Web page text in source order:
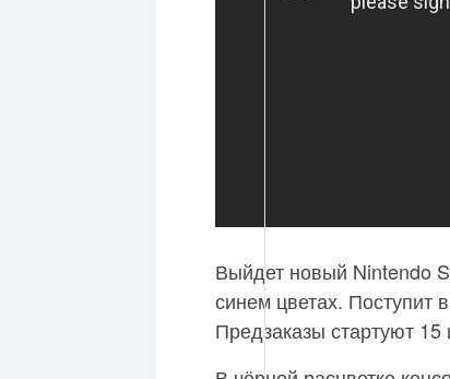
Выйдет новый Nintendo
синем цветах. Поступит
Предзаказы стартуют